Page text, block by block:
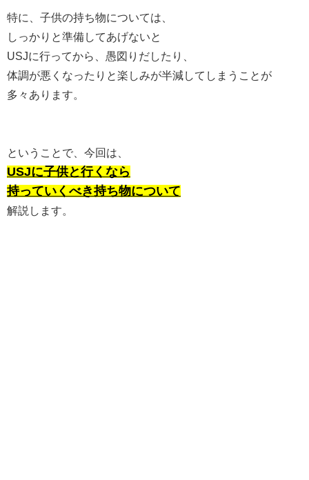
特に、子供の持ち物については、
しっかりと準備してあげないと
USJに行ってから、愚図りだしたり、
体調が悪くなったりと楽しみが半減してしまうことが
多々あります。
ということで、今回は、
USJに子供と行くなら
持っていくべき持ち物について
解説します。